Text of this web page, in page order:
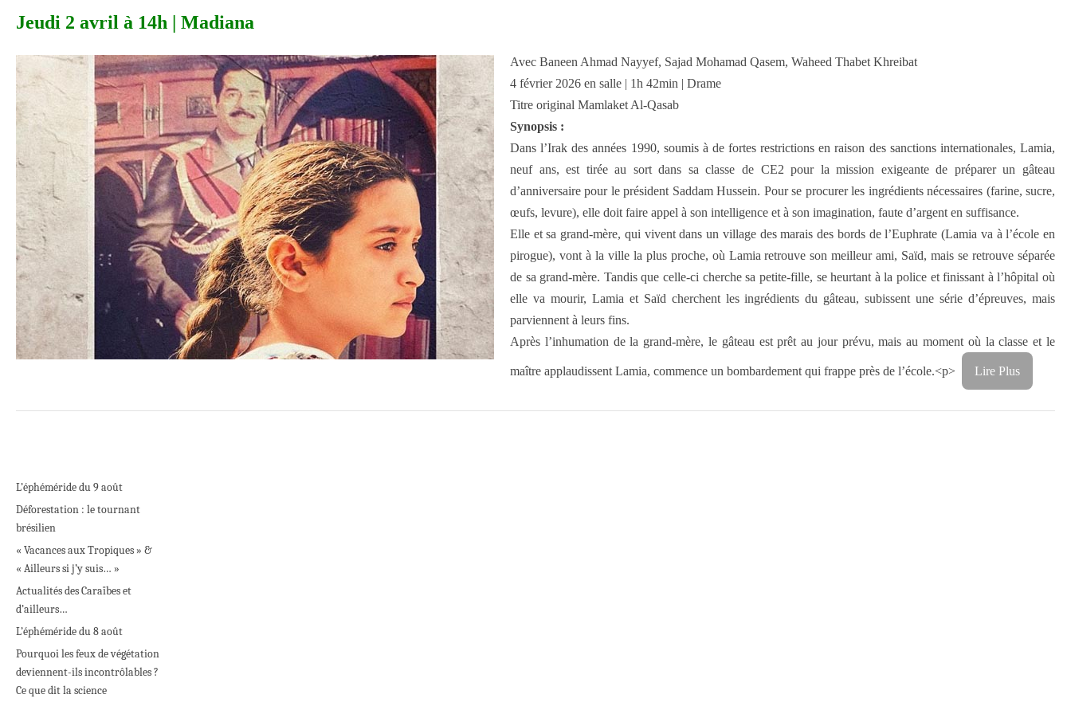
Jeudi 2 avril à 14h | Madiana
Avec Baneen Ahmad Nayyef, Sajad Mohamad Qasem, Waheed Thabet Khreibat
4 février 2026 en salle | 1h 42min | Drame
Titre original Mamlaket Al-Qasab
Synopsis :
Dans l’Irak des années 1990, soumis à de fortes restrictions en raison des sanctions internationales, Lamia,
neuf ans, est tirée au sort dans sa classe de CE2 pour la mission exigeante de préparer un gâteau
d’anniversaire pour le président Saddam Hussein. Pour se procurer les ingrédients nécessaires (farine, sucre,
œufs, levure), elle doit faire appel à son intelligence et à son imagination, faute d’argent en suffisance.
Elle et sa grand-mère, qui vivent dans un village des marais des bords de l’Euphrate (Lamia va à l’école en
pirogue), vont à la ville la plus proche, où Lamia retrouve son meilleur ami, Saïd, mais se retrouve séparée
de sa grand-mère. Tandis que celle-ci cherche sa petite-fille, se heurtant à la police et finissant à l’hôpital où
elle va mourir, Lamia et Saïd cherchent les ingrédients du gâteau, subissent une série d’épreuves, mais
parviennent à leurs fins.
Après l’inhumation de la grand-mère, le gâteau est prêt au jour prévu, mais au moment où la classe et le
maître applaudissent Lamia, commence un bombardement qui frappe près de l’école.<p> Lire Plus
L’éphéméride du 9 août
Déforestation : le tournant
brésilien
« Vacances aux Tropiques » &
« Ailleurs si j’y suis… »
Actualités des Caraïbes et
d’ailleurs…
L’éphéméride du 8 août
Pourquoi les feux de végétation
deviennent-ils incontrôlables ?
Ce que dit la science